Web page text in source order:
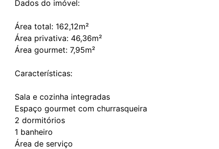
Dados do imóvel:
Área total: 162,12m²
Área privativa: 46,36m²
Área gourmet: 7,95m²
Características:
Sala e cozinha integradas
Espaço gourmet com churrasqueira
2 dormitórios
1 banheiro
Área de serviço